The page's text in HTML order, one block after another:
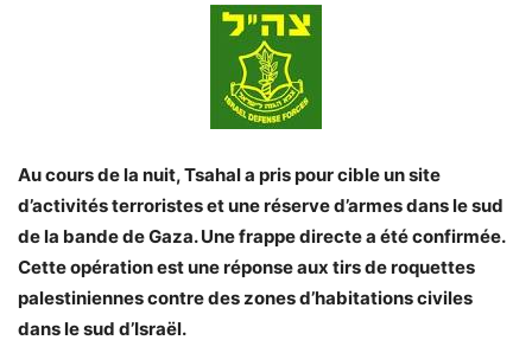
Au cours de la nuit, Tsahal a pris pour cible un site
d’activités terroristes et une réserve d’armes dans le sud
de la bande de Gaza. Une frappe directe a été confirmée.
Cette opération est une réponse aux tirs de roquettes
palestiniennes contre des zones d’habitations civiles
dans le sud d’Israël.